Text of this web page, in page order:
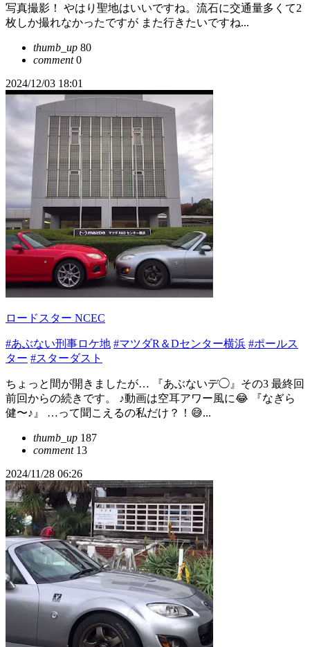
写真撮影！ やはり聖地はいいですね。流石に交通量多くて2
枚しか撮れなかったですが また行きたいですね...
thumb_up 80
comment0
2024/12/03 18:01
ロードスター NCEC
#あぶない刑事ロケ地 #マツダR＆Dセンター横浜 #ポールス
ター #スターダスト
ちょっと間が開きましたが… 『あぶないデ◯』その3 最終回
前回からの続きです。 ♪動画は空耳アワー風に😂 『なぎら
健〜♪』 …って聞こえるの私だけ？！😅...
thumb_up 187
comment13
2024/11/28 06:26